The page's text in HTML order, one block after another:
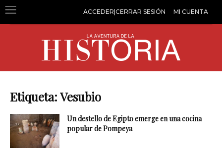
ACCEDER|CERRAR SESIÓN MI CUENTA
Etiqueta: Vesubio
Un destello de Egipto emerge en una cocina
popular de Pompeya